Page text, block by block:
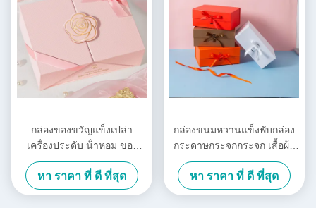
กล่องของขวัญแข็งเปล่า
เครื่องประดับ น้ําหอม ของ
ขวัญหรู กล่องของขวัญ
Custom Logo
หา ราคา ที่ ดี ที่สุด
กล่องขนมหวานแข็งพับกล่อง
กระดาษกระจกกระจก เสื้อผ้า
กล่องของขวัญสําหรับวันหยุด
หา ราคา ที่ ดี ที่สุด